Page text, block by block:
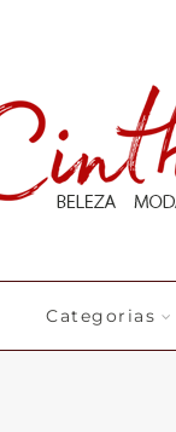
Categorias